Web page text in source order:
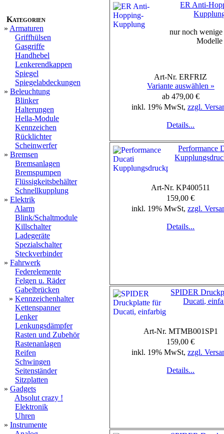
Kategorien
» Armaturen
Griffhülsen
Gasgriffe
Handhebel
Lenkerendkappen
Spiegel
Spiegelabdeckungen
» Beleuchtung
Blinker
Halterungen
Hella-Module
Kennzeichen
Rücklichter
Scheinwerfer
» Bremsen
Bremsanlagen
Bremspumpen
Flüssigkeitsbehälter
Schnellkupplung
» Elektrik
Alarm
Blink/Schaltmodule
Killschalter
Ladegeräte
Spezialschalter
Steckverbinder
» Fahrwerk
Federelemente
Felgen u. Räder
Gabelbrücken
» Kennzeichenhalter
Kettenspanner
Lenker
Lenkungsdämpfer
Rasten und Zubehör
Rastenanlagen
Reifen
Schwingen
Seitenständer
Sitzplatten
» Gadgets
Absolut crazy !
Elektronik
Uhren
» Instrumente
ER Anti-
nur noch wenige
Modelle
Art-Nr. ERFRIZ
Variante auswählen »
ab 479,00 €
inkl. 19% MwSt, zzgl.
Details...
Performance
Art-Nr. KP400511
159,00 €
inkl. 19% MwSt, zzgl.
Details...
SPIDER
Ducati,
Art-Nr. MTMB001SP1
159,00 €
inkl. 19% MwSt, zzgl.
Details...